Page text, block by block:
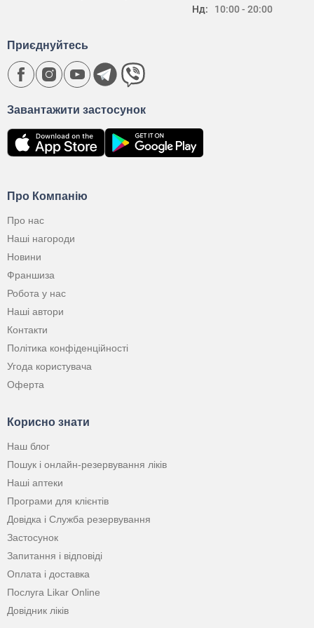
Нд:
10:00 - 20:00
Про Компанію
Про нас
Наші нагороди
Новини
Франшиза
Робота у нас
Наші автори
Контакти
Політика конфіденційності
Угода користувача
Оферта
Корисно знати
Наш блог
Пошук і онлайн-резервування ліків
Наші аптеки
Програми для клієнтів
Довідка і Служба резервування
Застосунок
Запитання і відповіді
Оплата і доставка
Послуга Likar Online
Довідник ліків
Завантажити застосунок
Приєднуйтесь